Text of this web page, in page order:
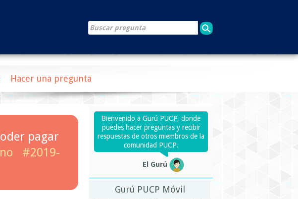
Hacer una pregunta
pagar
#2019-
Bienvenido a Gurú PUCP, donde
puedes hacer preguntas y recibir
respuestas de otros miembros de la
comunidad PUCP.
El Gurú
Gurú PUCP Móvil